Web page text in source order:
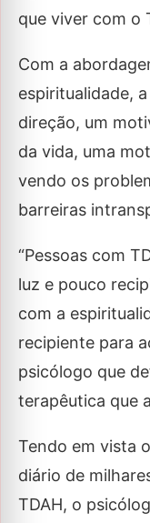
que viver com o
Com a
espiritualidade,
direção, um
da vida, uma
vendo os
barreiras
“Pessoas com
luz e pouco
com a
recipiente para
psicólogo que
terapêutica que
Tendo em vista
diário de
TDAH, o